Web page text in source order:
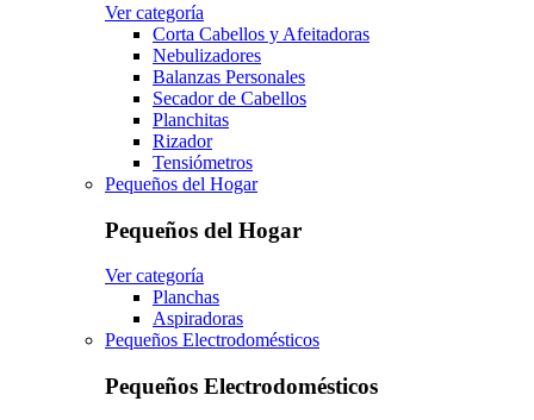
Ver categoría
Corta Cabellos y Afeitadoras
Nebulizadores
Balanzas Personales
Secador de Cabellos
Planchitas
Rizador
Tensiómetros
Pequeños del Hogar
Pequeños del Hogar
Ver categoría
Planchas
Aspiradoras
Pequeños Electrodomésticos
Pequeños Electrodomésticos